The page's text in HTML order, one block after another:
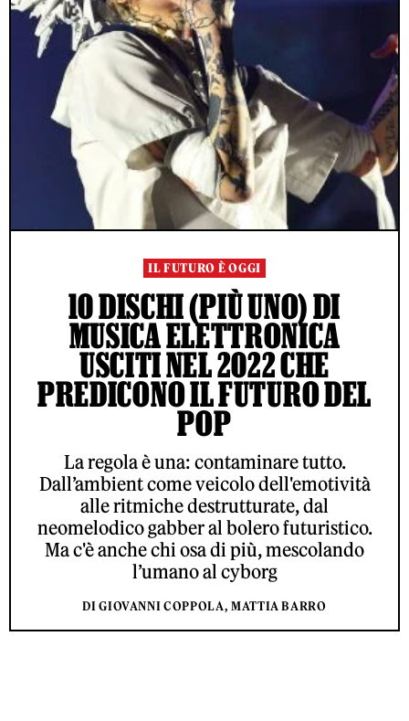
IL FUTURO È OGGI
10 DISCHI (PIÙ UNO) DI
MUSICA ELETTRONICA
USCITI NEL 2022 CHE
PREDICONO IL FUTURO DEL
POP
La regola è una: contaminare tutto.
Dall’ambient come veicolo dell'emotività
alle ritmiche destrutturate, dal
neomelodico gabber al bolero futuristico.
Ma c'è anche chi osa di più, mescolando
l’umano al cyborg
DI GIOVANNI COPPOLA, MATTIA BARRO